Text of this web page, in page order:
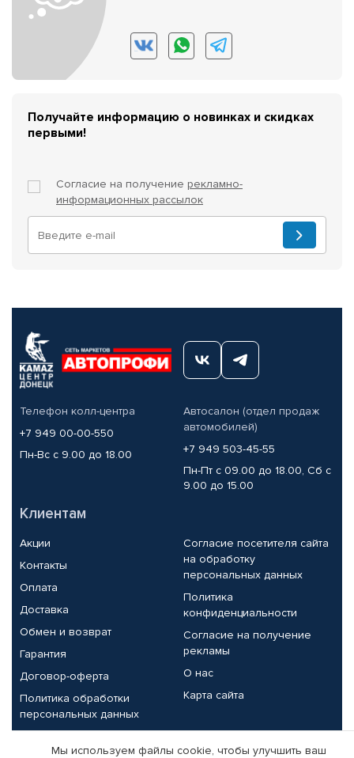
Получайте информацию о новинках и скидках
первыми!
Согласие на получение рекламно-
информационных рассылок
Телефон колл-центра
+7 949 00-00-550
Пн-Вс с 9.00 до 18.00
Автосалон (отдел продаж
автомобилей)
+7 949 503-45-55
Пн-Пт с 09.00 до 18.00, Сб с
9.00 до 15.00
Клиентам
Акции
Контакты
Оплата
Доставка
Обмен и возврат
Гарантия
Договор-оферта
Политика обработки
персональных данных
Согласие посетителя сайта
на обработку
персональных данных
Политика
конфиденциальности
Согласие на получение
рекламы
О нас
Карта сайта
Партнерам
Мы используем файлы cookie, чтобы улучшить ваш